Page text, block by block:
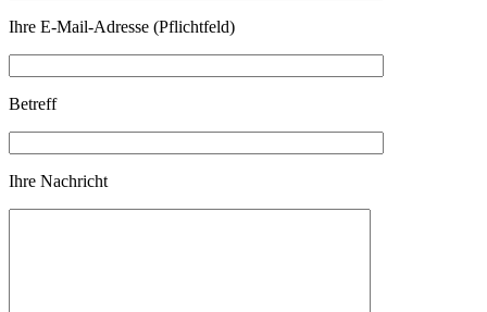
Ihre E-Mail-Adresse (Pflichtfeld)
Betreff
Ihre Nachricht